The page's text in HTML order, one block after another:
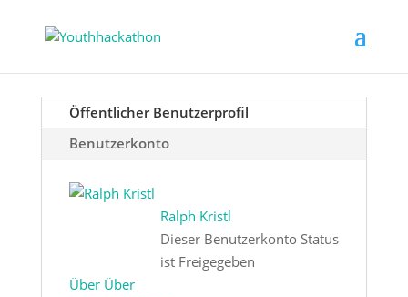
Öffentlicher Benutzerprofil
Benutzerkonto
Ralph Kristl
Dieser Benutzerkonto Status
ist Freigegeben
Über Über